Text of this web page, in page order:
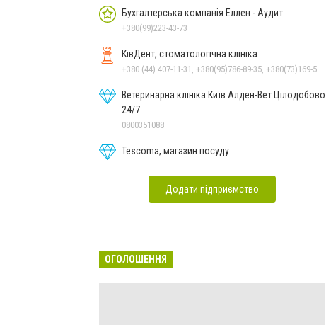
Бухгалтерська компанія Еллен - Аудит
+380(99)223-43-73
КівДент, стоматологічна клініка
Ветеринарна клініка Київ Алден-Вет Цілодобово
24/7
0800351088
Tescoma, магазин посуду
Додати підприємство
ОГОЛОШЕННЯ